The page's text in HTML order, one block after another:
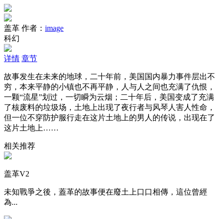
盖革 作者： image
科幻
详情 章节
故事发生在未来的地球，二十年前，美国国内暴力事件层出不
穷，本来平静的小镇也不再平静，人与人之间也充满了仇恨，
一颗“流星”划过，一切瞬为云烟；二十年后，美国变成了充满
了核废料的垃圾场，土地上出现了夜行者与风琴人害人性命，
但一位不穿防护服行走在这片土地上的男人的传说，出现在了
这片土地上……
相关推荐
盖革V2
未知戰爭之後，蓋革的故事便在廢土上口口相傳，這位曾經
為...